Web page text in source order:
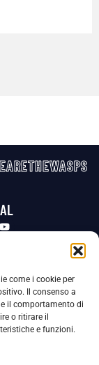
come i cookie per
Il consenso a
il comportamento di
o ritirare il
e funzioni.
che vigila sulle modalità